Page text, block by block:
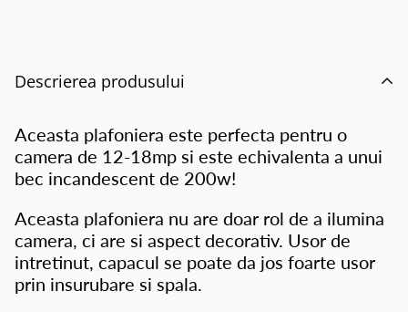
Descrierea produsului
Aceasta plafoniera este perfecta pentru o
camera de 12-18mp si este echivalenta a unui
bec incandescent de 200w!
Aceasta plafoniera nu are doar rol de a ilumina
camera, ci are si aspect decorativ. Usor de
intretinut, capacul se poate da jos foarte usor
prin insurubare si spala.